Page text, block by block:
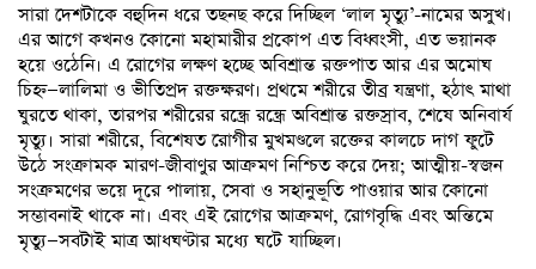
সারা দেশটাকে বহুদিন ধরে তছনছ করে দিচ্ছিল ‘লাল মৃত্যু’-নামের অসুখ।
এর আগে কখনও কোনো মহামারীর প্রকোপ এত বিধ্বংসী, এত ভয়ানক
হয়ে ওঠেনি। এ রোগের লক্ষণ হচ্ছে অবিশ্রান্ত রক্তপাত আর এর অমোঘ
চিহ্ন—লালিমা ও ভীতিপ্রদ রক্তক্ষরণ। প্রথমে শরীরে তীব্র যন্ত্রণা, হঠাৎ মাথা
ঘুরতে থাকা, তারপর শরীরের রন্ধ্রে রন্ধ্রে অবিশ্রান্ত রক্তস্রাব, শেষে অনিবার্য
মৃত্যু। সারা শরীরে, বিশেষত রোগীর মুখমণ্ডলে রক্তের কালচে দাগ ফুটে
উঠে সংক্রামক মারণ-জীবাণুর আক্রমণ নিশ্চিত করে দেয়; আত্মীয়-স্বজন
সংক্রমণের ভয়ে দূরে পালায়, সেবা ও সহানুভূতি পাওয়ার আর কোনো
সম্ভাবনাই থাকে না। এবং এই রোগের আক্রমণ, রোগবৃদ্ধি এবং অন্তিমে
মৃত্যু—সবটাই মাত্র আধঘণ্টার মধ্যে ঘটে যাচ্ছিল।